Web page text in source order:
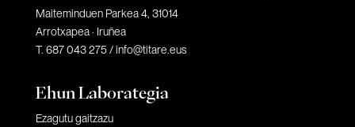
Maiteminduen Parkea 4, 31014
Arrotxapea · Iruñea
T. 687 043 275 /info@titare.eus
Ehun Laborategia
Ezagutu gaitzazu